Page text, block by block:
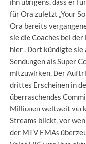
ihn übrigens, dass er
für Ora zuletzt „Your
Ora bereits
sie die Coaches bei
hier. Dort kündigte sie
Sendungen als Super
mitzuwirken. Der
drittes Erscheinen in
überraschendes
Millionen weltweit
Streams blickt, vor
der MTV EMAs